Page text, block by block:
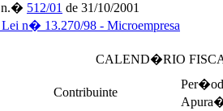
n.� 512/01 de 31/10/2001
Lei n� 13.270/98 - Microempresa
CALEND�RIO
Contribuinte